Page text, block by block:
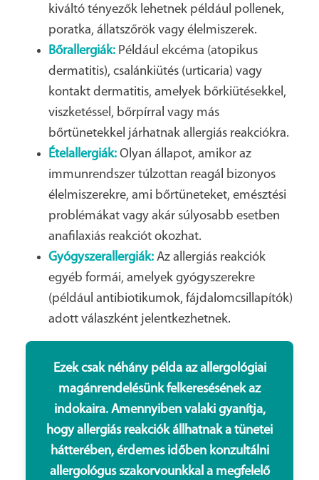
kiváltó tényezők lehetnek például pollenek,
poratka, állatszőrök vagy élelmiszerek.
Bőrallergiák: Például ekcéma (atopikus
dermatitis), csalánkiütés (urticaria) vagy
kontakt dermatitis, amelyek bőrkiütésekkel,
viszketéssel, bőrpírral vagy más
bőrtünetekkel járhatnak allergiás reakciókra.
Ételallergiák: Olyan állapot, amikor az
immunrendszer túlzottan reagál bizonyos
élelmiszerekre, ami bőrtüneteket, emésztési
problémákat vagy akár súlyosabb esetben
anafilaxiás reakciót okozhat.
Gyógyszerallergiák: Az allergiás reakciók
egyéb formái, amelyek gyógyszerekre
(például antibiotikumok, fájdalomcsillapítók)
adott válaszként jelentkezhetnek.
Ezek csak néhány példa az allergológiai
magánrendelésünk felkeresésének az
indokaira. Amennyiben valaki gyanítja,
hogy allergiás reakciók állhatnak a tünetei
hátterében, érdemes időben konzultálni
allergológus szakorvounkkal a megfelelő